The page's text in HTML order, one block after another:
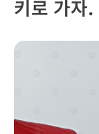
키로 가자.